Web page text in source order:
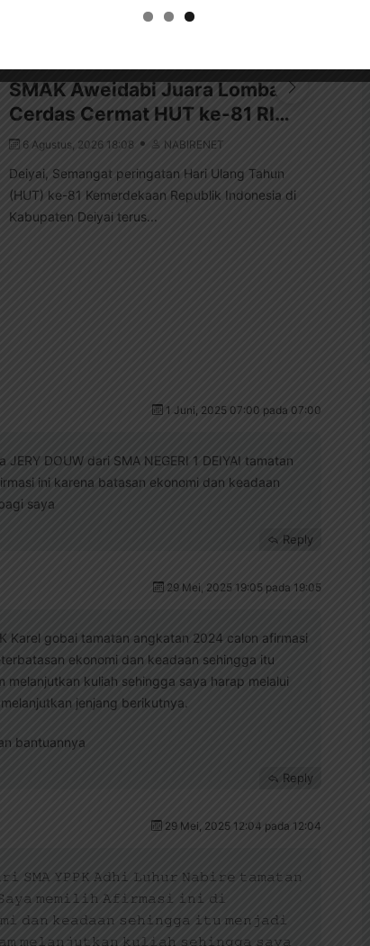
SMAK Aweidabi Juara Lomba
Cerdas Cermat HUT ke-81 RI…
6 Agustus, 2026 18:08 NABIRENET
Deiyai, Semangat peringatan Hari Ulang Tahun
(HUT) ke-81 Kemerdekaan Republik Indonesia di
Kabupaten Deiyai terus...
1 Juni, 2025 07:00 pada 07:00
JERY DOUW dari SMA NEGERI 1 DEIYAI tamatan
ini karena batasan ekonomi dan keadaan
saya
Reply
29 Mei, 2025 19:05 pada 19:05
Karel gobai tamatan angkatan 2024 calon afirmasi
ekonomi dan keadaan sehingga itu
kuliah sehingga saya harap melalui
jenjang berikutnya.
bantuannya
Reply
29 Mei, 2025 12:04 pada 12:04
𝚂𝙼𝙰 𝚈𝙿𝙿𝙺 𝙰𝚍𝚑𝚒 𝙻𝚞𝚑𝚞𝚛 𝙽𝚊𝚋𝚒𝚛𝚎 𝚝𝚊𝚖𝚊𝚝𝚊𝚗
𝚖𝚎𝚖𝚒𝚕𝚒𝚑 𝙰𝚏𝚒𝚛𝚖𝚊𝚜𝚒 𝚒𝚗𝚒 𝚍𝚒
𝚍𝚊𝚗 𝚔𝚎𝚊𝚍𝚊𝚊𝚗 𝚜𝚎𝚑𝚒𝚗𝚐𝚐𝚊 𝚒𝚝𝚞 𝚖𝚎𝚗𝚓𝚊𝚍𝚒
𝚖𝚎𝚕𝚊𝚗𝚓𝚞𝚝𝚔𝚊𝚗 𝚔𝚞𝚕𝚒𝚊𝚑 𝚜𝚎𝚑𝚒𝚗𝚐𝚐𝚊 𝚜𝚊𝚢𝚊